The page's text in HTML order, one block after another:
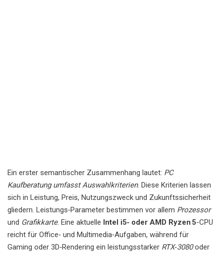
Ein erster semantischer Zusammenhang lautet: PC
Kaufberatung umfasst Auswahlkriterien. Diese Kriterien lassen
sich in Leistung, Preis, Nutzungszweck und Zukunftssicherheit
gliedern. Leistungs‑Parameter bestimmen vor allem Prozessor
und Grafikkarte. Eine aktuelle Intel i5‑ oder AMD Ryzen 5-CPU
reicht für Office‑ und Multimedia‑Aufgaben, während für
Gaming oder 3D‑Rendering ein leistungsstarker RTX‑3080oder